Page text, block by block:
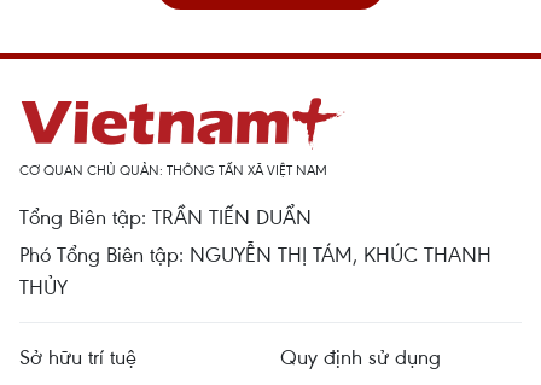
CƠ QUAN CHỦ QUẢN: THÔNG TẤN XÃ VIỆT NAM
Tổng Biên tập: TRẦN TIẾN DUẨN
Phó Tổng Biên tập: NGUYỄN THỊ TÁM, KHÚC THANH
THỦY
Sở hữu trí tuệ
Quy định sử dụng